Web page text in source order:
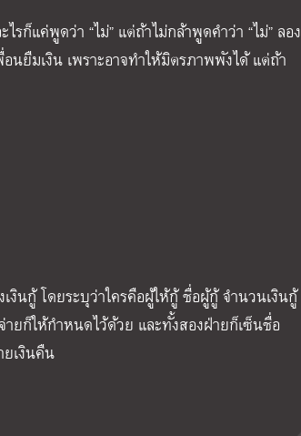
ก็แค่พูดว่า “ไม่” แต่ถ้าไม่กล้าพูดคำว่า “ไม่” ลอง
ยืมเงิน เพราะอาจทำให้มิตรภาพพังได้ แต่ถ้า
งินกู้ โดยระบุว่าใครคือผู้ให้กู้ ชื่อผู้กู้ จำนวนเงินกู้
ายก็ให้กำหนดไว้ด้วย และทั้งสองฝ่ายก็เซ็นชื่อ
เงินคืน